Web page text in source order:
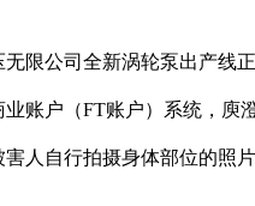
公司全新涡轮泵出产线正
业账户（FT账户）系统，
人自行拍摄身体部位的